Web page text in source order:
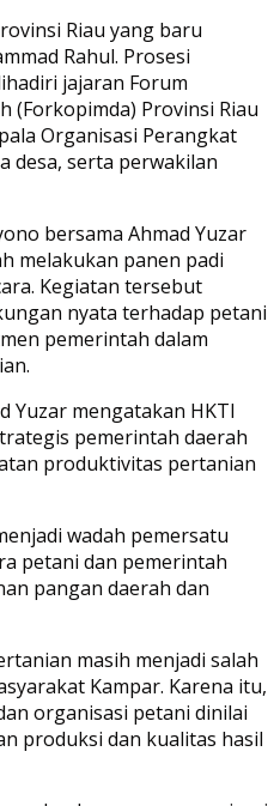
Riau yang baru
Rahul. Prosesi
jajaran Forum
(Forkopimda) Provinsi Riau
Organisasi Perangkat
desa, serta perwakilan
bersama Ahmad Yuzar
melakukan panen padi
Kegiatan tersebut
nyata terhadap petani
pemerintah dalam
Yuzar mengatakan HKTI
pemerintah daerah
produktivitas pertanian
wadah pemersatu
petani dan pemerintah
pangan daerah dan
masih menjadi salah
Kampar. Karena itu,
organisasi petani dinilai
produksi dan kualitas hasil